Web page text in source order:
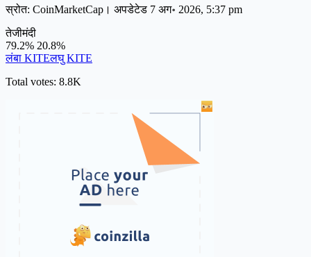
स्रोत: CoinMarketCap। अपडेटेड 7 अग॰ 2026, 5:37 pm
तेजीमंदी
79.2% 20.8%
लंबा KITEलघु KITE
Total votes: 8.8K